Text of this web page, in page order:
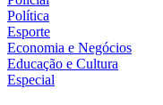
Política
Esporte
Economia e Negócios
Educação e Cultura
Especial